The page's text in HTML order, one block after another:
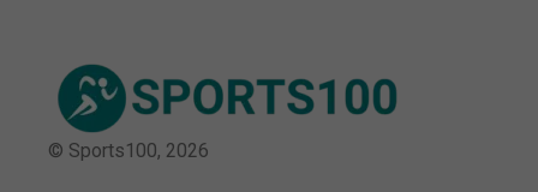
© Sports100, 2026